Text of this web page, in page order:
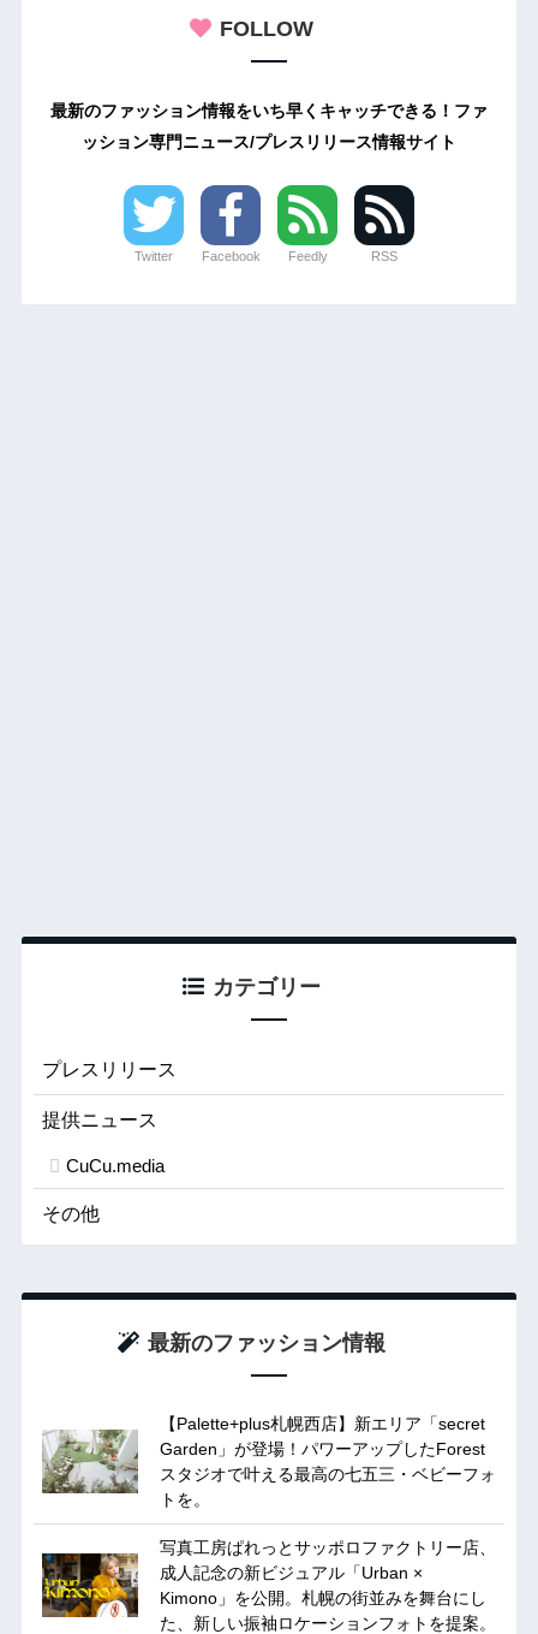
FOLLOW
最新のファッション情報をいち早くキャッチできる！ファ
ッション専門ニュース/プレスリリース情報サイト
Twitter Facebook Feedly RSS
カテゴリー
プレスリリース
提供ニュース
CuCu.media
その他
最新のファッション情報
【Palette+plus札幌西店】新エリア「secret
Garden」が登場！パワーアップしたForest
スタジオで叶える最高の七五三・ベビーフォ
トを。
写真工房ぱれっとサッポロファクトリー店、
成人記念の新ビジュアル「Urban ×
Kimono」を公開。札幌の街並みを舞台にし
た、新しい振袖ロケーションフォトを提案。